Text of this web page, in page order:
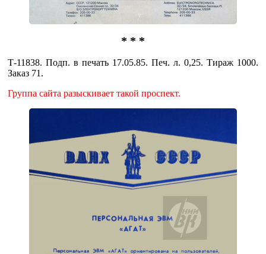
* * *
Т-11838. Подп. в печать 17.05.85. Печ. л. 0,25. Тираж 1000.
Заказ 71.
Группа сайта разыскивает такой проспект.